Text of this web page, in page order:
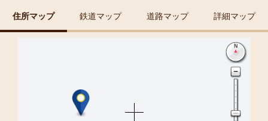
住所マップ 鉄道マップ 道路マップ 詳細マップ